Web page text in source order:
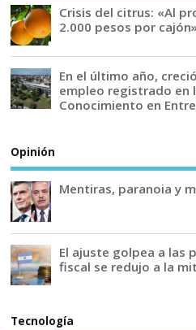
Crisis del citrus: «Al
2.000 pesos por
En el último año,
empleo registrado en
Conocimiento en
Opinión
Mentiras, paranoia y
El ajuste golpea a las
fiscal se redujo a la
Tecnología